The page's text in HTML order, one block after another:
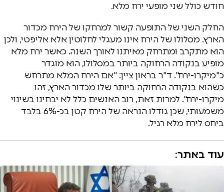
חודש כולל שני מופעי ירח מלא.
החלק השני של התופעה קשור למרחקו של הירח מכדור
הארץ. מסלולו של הירח אינו מעגלי לחלוטין אלא אליפטי, ולכן
הוא מתקרב ומתרחק מאיתנו לאורך השנה. כאשר ירח מלא
מופיע בנקודה הרחוקה ביותר במסלולו, הוא מוגדר
כ"מיקרו-ירח". ד"ר בראון ציין: "אם הירח המלא מתרחש
כשהוא בנקודה הרחוקה ביותר שלו מכדור הארץ, זהו
מיקרו-ירח". למרות זאת, רוב האנשים כלל לא יבחינו בשינוי
משמעותי, שכן גודלו הנראה של הירח קטן בכ-6% בלבד
ביחס לירח מלא רגיל.
עוד באתר: